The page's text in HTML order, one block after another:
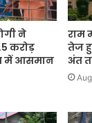
ने
करोड़
में आसमान
राम
तेज
अंत